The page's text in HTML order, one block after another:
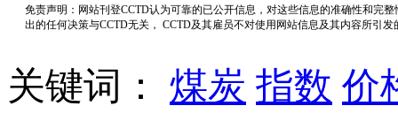
免责声明：网站刊登CCTD认为可靠的已公开信息，对这些信息的准确性和完
出的任何决策与CCTD无关， CCTD及其雇员不对使用网站信息及其内容所引
关键词： 煤炭 指数 价